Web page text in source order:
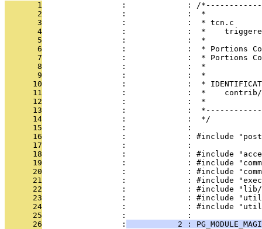
       1
:             : /
       2
                 :             :  *
       3
                 :             :  * tcn.c
       4
:             :  *
       5
                 :             :  *
       6
:             :  * Portions
       7
:             :  * Portions
       8
                 :             :  *
       9
                 :             :  *
      10
:             :  *
      11
:             :  *
      12
                 :             :  *
      13
:             :
      14
                 :             :  */
      15
                 :             :
      16
:             : #include
      17
                 :             :
      18
:             : #include
      19
:             : #include
      20
:             : #include
      21
:             : #include
      22
:             : #include
      23
:             : #include
      24
:             : #include
      25
                 :             :
      26
                 :
2 :